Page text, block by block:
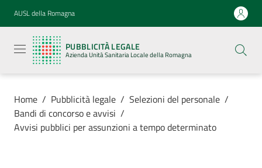
Vai al contenuto
Vai alla navigazione
Vai al footer
AUSL della Romagna
PUBBLICITÀ LEGALE
Azienda Unità Sanitaria Locale della Romagna
legale
Azienda
Unità
Locale della
Home / Pubblicità legale / Selezioni del personale /
Bandi di concorso e avvisi /
Avvisi pubblici per assunzioni a tempo determinato